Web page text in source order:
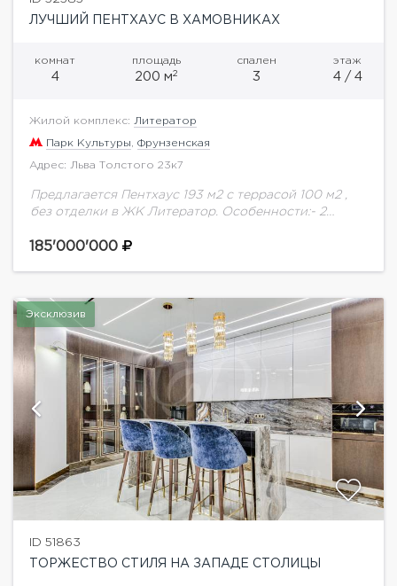
ЛУЧШИЙ ПЕНТХАУС В ХАМОВНИКАХ
комнат
4
площадь
200 м2
спален
3
этаж
4 / 4
Жилой комплекс: Литератор
Парк Культуры Фрунзенская
Адрес: Льва Толстого 23к7
Предлагается Пентхаус 193 м2 с террасой 100 м2 ,
без отделки в ЖК Литератор. Особенности:- 2
приточно-вытяжная вентиляция-...
185'000'000
Эксклюзив
ID 51863
ТОРЖЕСТВО СТИЛЯ НА ЗАПАДЕ СТОЛИЦЫ